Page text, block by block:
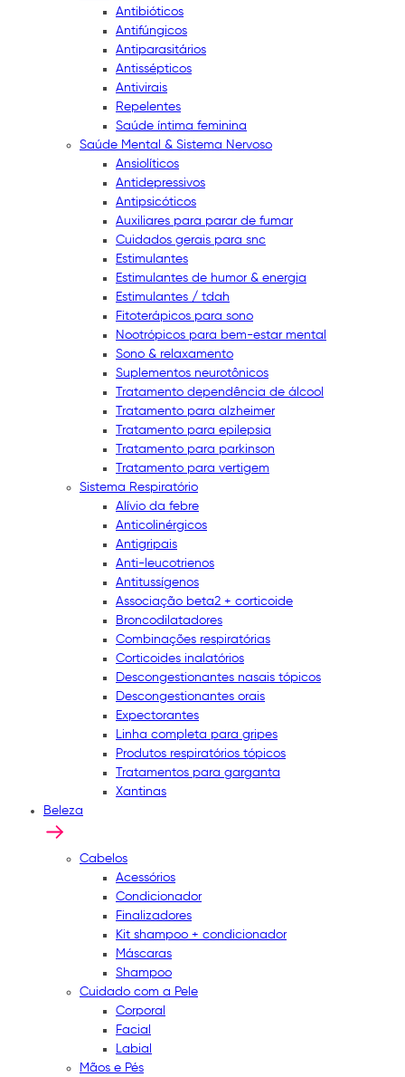
Antibióticos
Antifúngicos
Antiparasitários
Antissépticos
Antivirais
Repelentes
Saúde íntima feminina
Saúde Mental & Sistema Nervoso
Ansiolíticos
Antidepressivos
Antipsicóticos
Auxiliares para parar de fumar
Cuidados gerais para snc
Estimulantes
Estimulantes de humor & energia
Estimulantes / tdah
Fitoterápicos para sono
Nootrópicos para bem-estar mental
Sono & relaxamento
Suplementos neurotônicos
Tratamento dependência de álcool
Tratamento para alzheimer
Tratamento para epilepsia
Tratamento para parkinson
Tratamento para vertigem
Sistema Respiratório
Alívio da febre
Anticolinérgicos
Antigripais
Anti-leucotrienos
Antitussígenos
Associação beta2 + corticoide
Broncodilatadores
Combinações respiratórias
Corticoides inalatórios
Descongestionantes nasais tópicos
Descongestionantes orais
Expectorantes
Linha completa para gripes
Produtos respiratórios tópicos
Tratamentos para garganta
Xantinas
Beleza
Cabelos
Acessórios
Condicionador
Finalizadores
Kit shampoo + condicionador
Máscaras
Shampoo
Cuidado com a Pele
Corporal
Facial
Labial
Mãos e Pés